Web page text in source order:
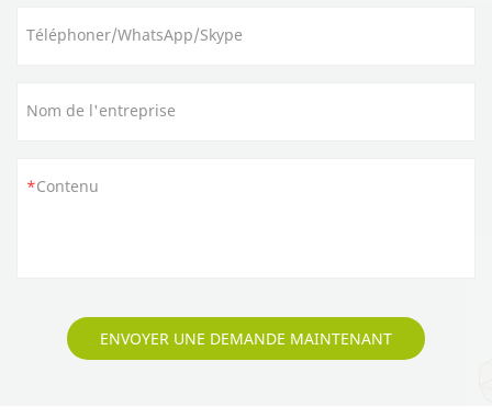
Téléphoner/WhatsApp/Skype
Nom de l'entreprise
Contenu
ENVOYER UNE DEMANDE MAINTENANT